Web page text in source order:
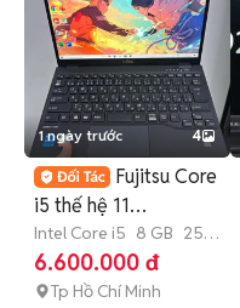
1 ngày trước 4
Fujitsu Core
i5 thế hệ 11
ram8G/256G mỏng
nhẹ mượt
Intel Core i5 8 GB 256
GB SSD
6.600.000 đ
Tp Hồ Chí Minh